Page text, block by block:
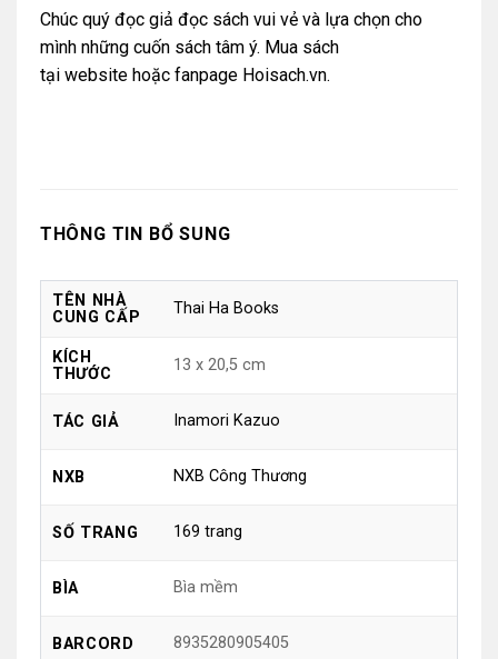
Chúc quý đọc giả đọc sách vui vẻ và lựa chọn cho
mình những cuốn sách tâm ý. Mua sách
tại websitehoặc fanpage Hoisach.vn.
THÔNG TIN BỔ SUNG
TÊN NHÀ
CUNG CẤP
Thai Ha Books
KÍCH
THƯỚC
13 x 20,5 cm
TÁC GIẢ Inamori Kazuo
NXB NXB Công Thương
SỐ TRANG 169 trang
BÌA Bìa mềm
BARCORD 8935280905405